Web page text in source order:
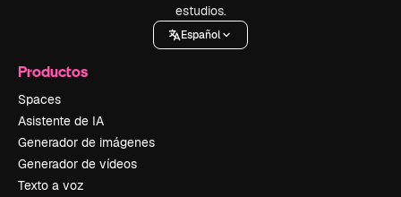
estudios.
Español
Productos
Spaces
Asistente de IA
Generador de imágenes
Generador de vídeos
Texto a voz